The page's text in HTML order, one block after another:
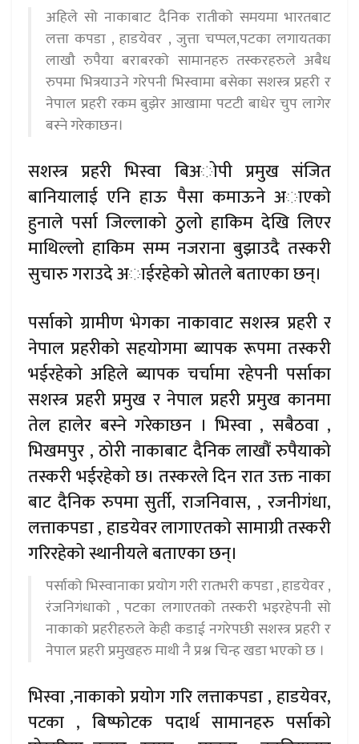
अहिले सो नाकाबाट दैनिक रातीको समयमा भारतबाट
लत्ता कपडा , हाडयेवर , जुत्ता चप्पल,पटका लगायतका
लाखौ रुपैया बराबरको सामानहरु तस्करहरुले अबैध
रुपमा भित्रयाउने गरेपनी भिस्वामा बसेका सशस्त्र प्रहरी र
नेपाल प्रहरी रकम बुझेर आखामा पटटी बाधेर चुप लागेर
बस्ने गरेकाछन।
सशस्त्र प्रहरी भिस्वा बिअोपी प्रमुख संजित
बानियालाई एनि हाऊ पैसा कमाऊने अाएको
हुनाले पर्सा जिल्लाको ठुलो हाकिम देखि लिएर
माथिल्लो हाकिम सम्म नजराना बुझाउदै तस्करी
सुचारु गराउदे अाईरहेको स्रोतले बताएका छन्।
पर्साको ग्रामीण भेगका नाकावाट सशस्त्र प्रहरी र
नेपाल प्रहरीको सहयोगमा ब्यापक रूपमा तस्करी
भईरहेको अहिले ब्यापक चर्चामा रहेपनी पर्साका
सशस्त्र प्रहरी प्रमुख र नेपाल प्रहरी प्रमुख कानमा
तेल हालेर बस्ने गरेकाछन । भिस्वा , सबैठवा ,
भिखमपुर , ठोरी नाकाबाट दैनिक लाखौं रुपैयाको
तस्करी भईरहेको छ। तस्करले दिन रात उक्त नाका
बाट दैनिक रुपमा सुर्ती, राजनिवास, , रजनीगंधा,
लत्ताकपडा , हाडयेवर लागाएतको सामाग्री तस्करी
गरिरहेको स्थानीयले बताएका छन्।
पर्साको भिस्वानाका प्रयोग गरी रातभरी कपडा , हाडयेवर ,
रंजनिगंधाको , पटका लगाएतको तस्करी भइरहेपनी सो
नाकाको प्रहरीहरुले केही कडाई नगरेपछी सशस्त्र प्रहरी र
नेपाल प्रहरी प्रमुखहरु माथी नै प्रश्न चिन्ह खडा भएको छ ।
भिस्वा ,नाकाको प्रयोग गरि लत्ताकपडा , हाडयेवर,
पटका , बिष्फोटक पदार्थ सामानहरु पर्साको